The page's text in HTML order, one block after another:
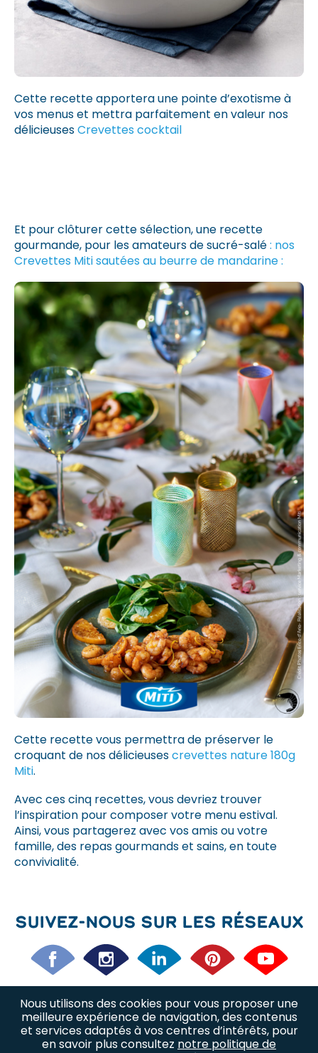
Cette recette apportera une pointe d’exotisme à
vos menus et mettra parfaitement en valeur nos
délicieusesCrevettes cocktail
Et pour clôturer cette sélection, une recette
gourmande, pour les amateurs de sucré-salé: nos
Crevettes Miti sautées au beurre de mandarine :
Cette recette vous permettra de préserver le
croquant de nos délicieusescrevettes nature 180g
Miti.
Avec ces cinq recettes, vous devriez trouver
l’inspiration pour composer votre menu estival.
Ainsi, vous partagerez avec vos amis ou votre
famille, des repas gourmands et sains, en toute
convivialité.
Suivez-nous sur les réseaux
Nos offres d’emploi
Nos métiers
Nous trouver
Plan du site
Nous utilisons des cookies pour vous proposer une
meilleure expérience de navigation, des contenus
et services adaptés à vos centres d’intérêts, pour
en savoir plus consultez notre politique de